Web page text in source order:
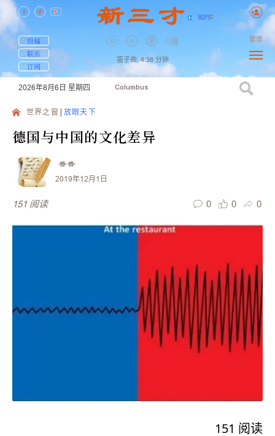
82F| C
投稿
联系
订阅
笛子曲, 4:38 分钟
繁体
2026年8月6日 星期四 Columbus
世界之窗 放眼天下
德国与中国的文化差异
香香
2019年12月1日
151 阅读 0 0 0
151 阅读